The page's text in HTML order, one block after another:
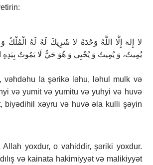
يُمِيتُ، وَ يُمِيتُ وَ يُحْيِي وَ هُوَ حَيٌّ لَا يَمُوتُ بِيَدِهِ
vəhdəhu la şərikə ləhu, ləhul mulk və
və yumit və yumitu və yuhyi və huvə
biyədihil xəyru və huvə əla kulli şəyin
Allah yoxdur, o vahiddir, şəriki yoxdur.
və kainata hakimiyyət və malikiyyət